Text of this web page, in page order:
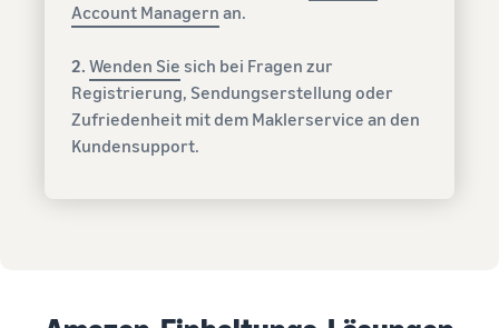
Account Managern an.
2. Wenden Sie sich bei Fragen zur
Registrierung, Sendungserstellung oder
Zufriedenheit mit dem Maklerservice an den
Kundensupport.